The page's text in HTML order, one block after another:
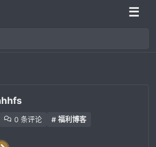
☰
0 条评论 # 福利博客